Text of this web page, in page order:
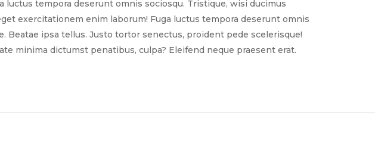
tempora deserunt omnis sociosqu. Tristique, wisi ducimus
exercitationem enim laborum! Fuga luctus tempora deserunt omnis
Beatae ipsa tellus. Justo tortor senectus, proident pede scelerisque!
minima dictumst penatibus, culpa? Eleifend neque praesent erat.